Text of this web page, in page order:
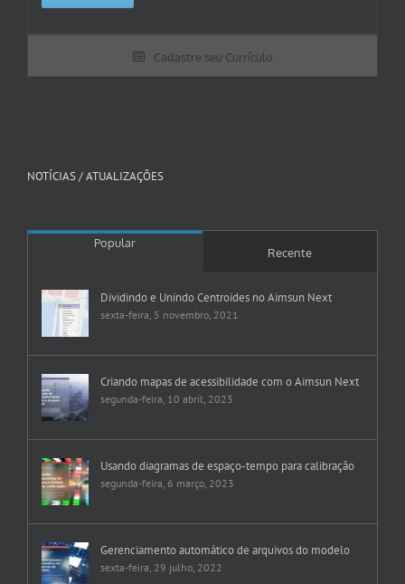
Cadastre seu Currículo
NOTÍCIAS / ATUALIZAÇÕES
Popular
Recente
Dividindo e Unindo Centroides no Aimsun Next
sexta-feira, 5 novembro, 2021
Criando mapas de acessibilidade com o Aimsun Next
segunda-feira, 10 abril, 2023
Usando diagramas de espaço-tempo para calibração
segunda-feira, 6 março, 2023
Gerenciamento automático de arquivos do modelo
sexta-feira, 29 julho, 2022